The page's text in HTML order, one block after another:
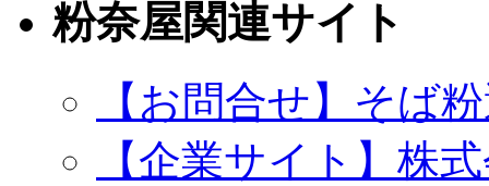
粉奈屋関連サイト
【お問合せ】そば
【企業サイト】株